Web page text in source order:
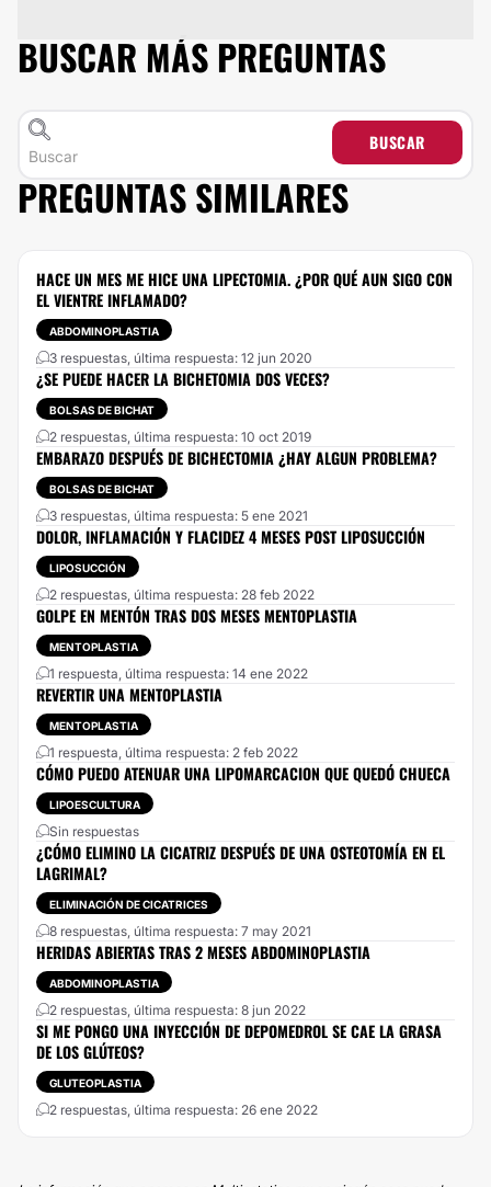
BUSCAR MÁS PREGUNTAS
BUSCAR
PREGUNTAS SIMILARES
HACE UN MES ME HICE UNA LIPECTOMIA. ¿POR QUÉ AUN SIGO CON
EL VIENTRE INFLAMADO?
ABDOMINOPLASTIA
3 respuestas, última respuesta: 12 jun 2020
¿SE PUEDE HACER LA BICHETOMIA DOS VECES?
BOLSAS DE BICHAT
2 respuestas, última respuesta: 10 oct 2019
EMBARAZO DESPUÉS DE BICHECTOMIA ¿HAY ALGUN PROBLEMA?
BOLSAS DE BICHAT
3 respuestas, última respuesta: 5 ene 2021
DOLOR, INFLAMACIÓN Y FLACIDEZ 4 MESES POST LIPOSUCCIÓN
LIPOSUCCIÓN
2 respuestas, última respuesta: 28 feb 2022
GOLPE EN MENTÓN TRAS DOS MESES MENTOPLASTIA
MENTOPLASTIA
1 respuesta, última respuesta: 14 ene 2022
REVERTIR UNA MENTOPLASTIA
MENTOPLASTIA
1 respuesta, última respuesta: 2 feb 2022
CÓMO PUEDO ATENUAR UNA LIPOMARCACION QUE QUEDÓ CHUECA
LIPOESCULTURA
Sin respuestas
¿CÓMO ELIMINO LA CICATRIZ DESPUÉS DE UNA OSTEOTOMÍA EN EL
LAGRIMAL?
ELIMINACIÓN DE CICATRICES
8 respuestas, última respuesta: 7 may 2021
HERIDAS ABIERTAS TRAS 2 MESES ABDOMINOPLASTIA
ABDOMINOPLASTIA
2 respuestas, última respuesta: 8 jun 2022
SI ME PONGO UNA INYECCIÓN DE DEPOMEDROL SE CAE LA GRASA
DE LOS GLÚTEOS?
GLUTEOPLASTIA
2 respuestas, última respuesta: 26 ene 2022